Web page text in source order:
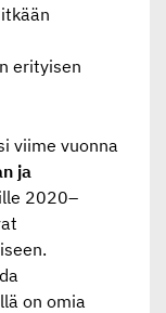
erityisen
viime vuonna
ja
2020–
on omia